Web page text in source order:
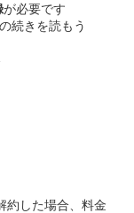
が必要です
続きを読もう
約した場合、料金